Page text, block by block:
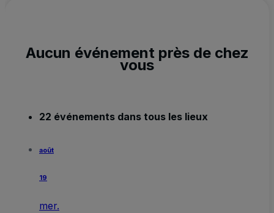
Aucun événement près de chez
vous
22 événements dans tous les lieux
août
19
mer.